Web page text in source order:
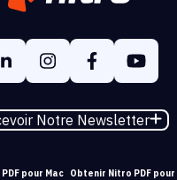
Notre Newsletter
pour Mac Obtenir Nitro PDF pour